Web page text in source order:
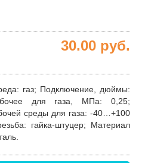
30.00 руб.
газ; Подключение, дюймы:
для газа , МПа: 0,25;
среды для газа: -40…+100
: гайка-штуцер; Материал